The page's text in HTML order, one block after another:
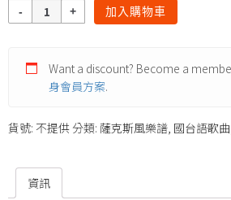
量
加入購物車
Want a discount? Become a
身會員方案.
貨號: 不提供分類: 薩克斯風樂譜 國台語歌曲
資訊